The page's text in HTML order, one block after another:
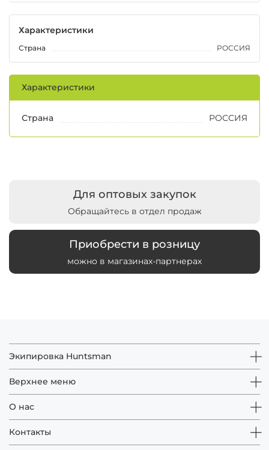
Характеристики
Страна РОССИЯ
Характеристики
Страна РОССИЯ
Для оптовых закупок
Обращайтесь в отдел продаж
Приобрести в розницу
можно в магазинах-партнерах
Экипировка Huntsman
Верхнее меню
О нас
Контакты